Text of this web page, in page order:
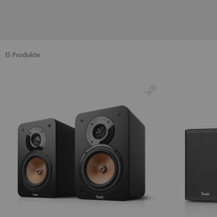
15 Produkte